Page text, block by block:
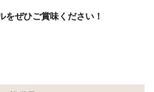
をぜひご賞味ください！